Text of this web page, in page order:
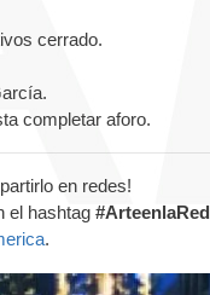
cerrado.
completar aforo.
en redes!
el hashtag #ArteenlaRed
.